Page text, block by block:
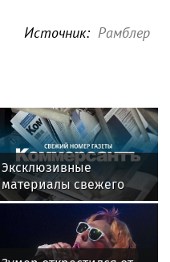
Источник: Рамблер
Эксклюзивные
материалы свежего
номера газеты
«Коммерсантъ»: